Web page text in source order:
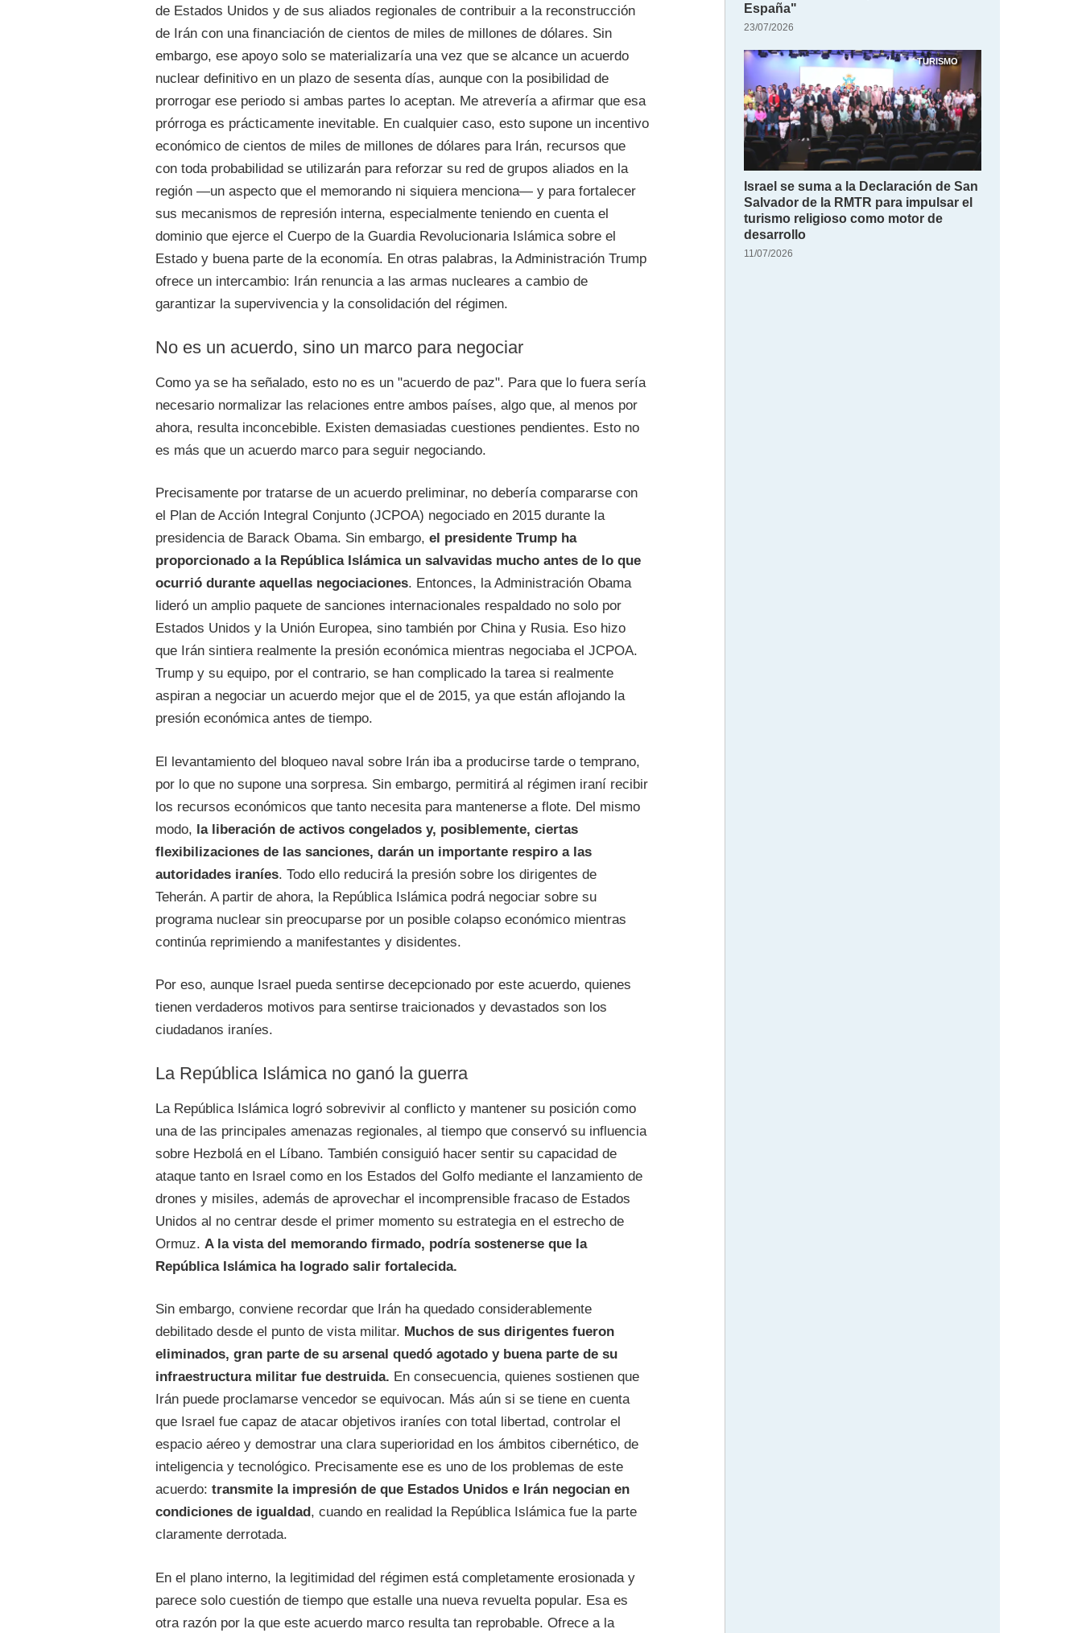
de Estados Unidos y de sus aliados regionales de contribuir a la reconstrucción
de Irán con una financiación de cientos de miles de millones de dólares. Sin
embargo, ese apoyo solo se materializaría una vez que se alcance un acuerdo
nuclear definitivo en un plazo de sesenta días, aunque con la posibilidad de
prorrogar ese periodo si ambas partes lo aceptan. Me atrevería a afirmar que esa
prórroga es prácticamente inevitable. En cualquier caso, esto supone un incentivo
económico de cientos de miles de millones de dólares para Irán, recursos que
con toda probabilidad se utilizarán para reforzar su red de grupos aliados en la
región —un aspecto que el memorando ni siquiera menciona— y para fortalecer
sus mecanismos de represión interna, especialmente teniendo en cuenta el
dominio que ejerce el Cuerpo de la Guardia Revolucionaria Islámica sobre el
Estado y buena parte de la economía. En otras palabras, la Administración Trump
ofrece un intercambio: Irán renuncia a las armas nucleares a cambio de
garantizar la supervivencia y la consolidación del régimen.
No es un acuerdo, sino un marco para negociar
Como ya se ha señalado, esto no es un "acuerdo de paz". Para que lo fuera sería
necesario normalizar las relaciones entre ambos países, algo que, al menos por
ahora, resulta inconcebible. Existen demasiadas cuestiones pendientes. Esto no
es más que un acuerdo marco para seguir negociando.
Precisamente por tratarse de un acuerdo preliminar, no debería compararse con
el Plan de Acción Integral Conjunto (JCPOA) negociado en 2015 durante la
presidencia de Barack Obama. Sin embargo,el presidente Trump ha
proporcionado a la República Islámica un salvavidas mucho antes de lo que
ocurrió durante aquellas negociaciones. Entonces, la Administración Obama
lideró un amplio paquete de sanciones internacionales respaldado no solo por
Estados Unidos y la Unión Europea, sino también por China y Rusia. Eso hizo
que Irán sintiera realmente la presión económica mientras negociaba el JCPOA.
Trump y su equipo, por el contrario, se han complicado la tarea si realmente
aspiran a negociar un acuerdo mejor que el de 2015, ya que están aflojando la
presión económica antes de tiempo.
El levantamiento del bloqueo naval sobre Irán iba a producirse tarde o temprano,
por lo que no supone una sorpresa. Sin embargo, permitirá al régimen iraní recibir
los recursos económicos que tanto necesita para mantenerse a flote. Del mismo
modo, la liberación de activos congelados y, posiblemente, ciertas
flexibilizaciones de las sanciones, darán un importante respiro a las
autoridades iraníes. Todo ello reducirá la presión sobre los dirigentes de
Teherán. A partir de ahora, la República Islámica podrá negociar sobre su
programa nuclear sin preocuparse por un posible colapso económico mientras
continúa reprimiendo a manifestantes y disidentes.
Por eso, aunque Israel pueda sentirse decepcionado por este acuerdo, quienes
tienen verdaderos motivos para sentirse traicionados y devastados son los
ciudadanos iraníes.
La República Islámica no ganó la guerra
La República Islámica logró sobrevivir al conflicto y mantener su posición como
una de las principales amenazas regionales, al tiempo que conservó su influencia
sobre Hezbolá en el Líbano. También consiguió hacer sentir su capacidad de
ataque tanto en Israel como en los Estados del Golfo mediante el lanzamiento de
drones y misiles, además de aprovechar el incomprensible fracaso de Estados
Unidos al no centrar desde el primer momento su estrategia en el estrecho de
Ormuz. A la vista del memorando firmado, podría sostenerse que la
República Islámica ha logrado salir fortalecida.
Sin embargo, conviene recordar que Irán ha quedado considerablemente
debilitado desde el punto de vista militar. Muchos de sus dirigentes fueron
eliminados, gran parte de su arsenal quedó agotado y buena parte de su
infraestructura militar fue destruida. En consecuencia, quienes sostienen que
Irán puede proclamarse vencedor se equivocan. Más aún si se tiene en cuenta
que Israel fue capaz de atacar objetivos iraníes con total libertad, controlar el
espacio aéreo y demostrar una clara superioridad en los ámbitos cibernético, de
inteligencia y tecnológico. Precisamente ese es uno de los problemas de este
acuerdo:transmite la impresión de que Estados Unidos e Irán negocian en
condiciones de igualdad, cuando en realidad la República Islámica fue la parte
claramente derrotada.
En el plano interno, la legitimidad del régimen está completamente erosionada y
parece solo cuestión de tiempo que estalle una nueva revuelta popular. Esa es
otra razón por la que este acuerdo marco resulta tan reprobable. Ofrece a la
España"
23/07/2026
TURISMO
Israel se suma a la Declaración de San
Salvador de la RMTR para impulsar el
turismo religioso como motor de
desarrollo
11/07/2026